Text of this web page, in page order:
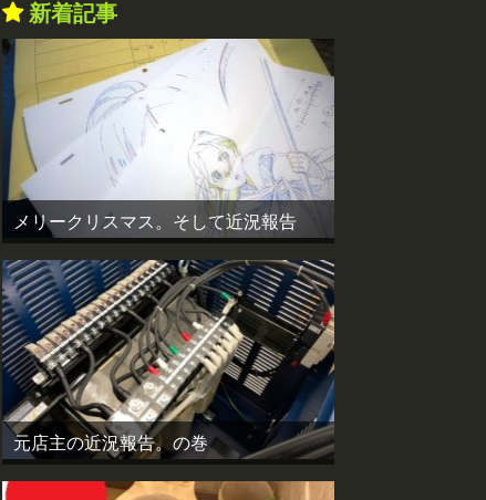
新着記事
メリークリスマス。そして近況報告
元店主の近況報告。の巻